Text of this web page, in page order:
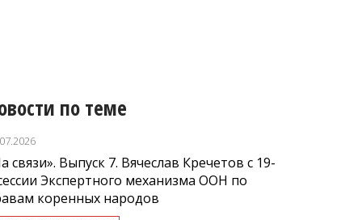
по теме
связи». Выпуск 7. Вячеслав Кречетов с 19-
Экспертного механизма ООН по
коренных народов